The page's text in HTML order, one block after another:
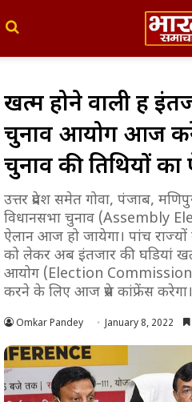
खत्म होने वाली हैं
चुनाव आयोग आज
चुनाव की तिथियों का
उत्तर प्रदेश समेत गोवा, पंजाब,
विधानसभा चुनाव (Assembly
ऐलान आज हो जायेगा। पांच राज्यों
को लेकर अब इंतजार की घडियां
आयोग (Election Commission)
करने के लिए आज प्रेस कांफ्रेंस करेगा।
Omkar Pandey January 8, 2022